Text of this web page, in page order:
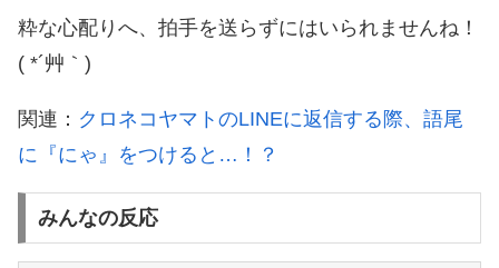
粋な心配りへ、拍手を送らずにはいられませんね！
( *´艸｀)
関連： クロネコヤマトのLINEに返信する際、語尾
に『にゃ』をつけると…！？
みんなの反応